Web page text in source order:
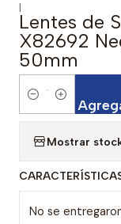
|
Lentes de
X82692
50mm
Cantidad
Mostrar
No se